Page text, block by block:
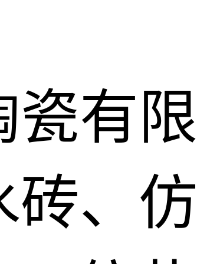
有
、